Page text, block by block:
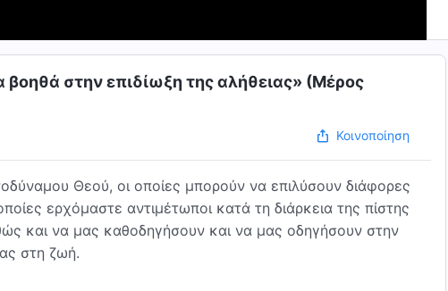
στην επιδίωξη της αλήθειας» (Μέρος
Κοινοποίηση
Θεού, οι οποίες μπορούν να επιλύσουν διάφορες
ερχόμαστε αντιμέτωποι κατά τη διάρκεια της πίστης
και να μας καθοδηγήσουν και να μας οδηγήσουν στην
στη ζωή.